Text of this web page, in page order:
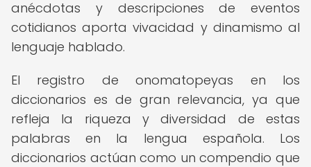
anécdotas y descripciones de eventos
cotidianos aporta vivacidad y dinamismo al
lenguaje hablado.
El registro de onomatopeyas en los
diccionarios es de gran relevancia, ya que
refleja la riqueza y diversidad de estas
palabras en la lengua española. Los
diccionarios actúan como un compendio que